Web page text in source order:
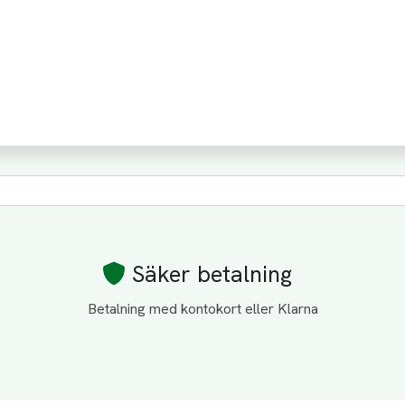
Säker betalning
Betalning med kontokort eller Klarna